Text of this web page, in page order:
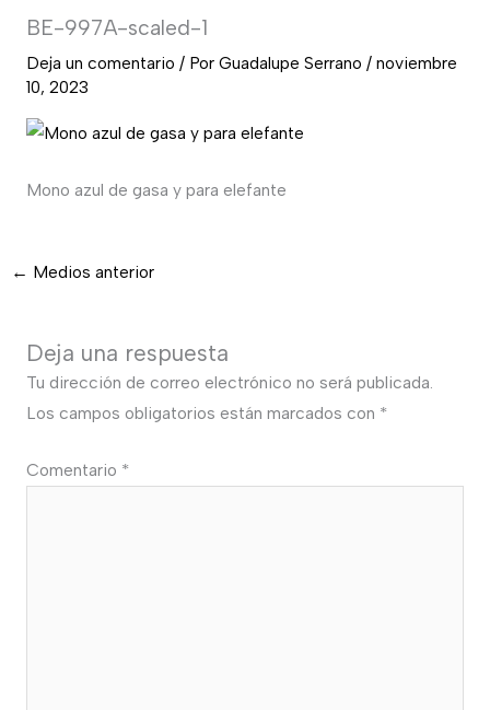
BE-997A-scaled-1
Deja un comentario / Por Guadalupe Serrano / noviembre
10, 2023
Mono azul de gasa y para elefante
← Medios anterior
Deja una respuesta
Tu dirección de correo electrónico no será publicada.
Los campos obligatorios están marcados con *
Comentario *